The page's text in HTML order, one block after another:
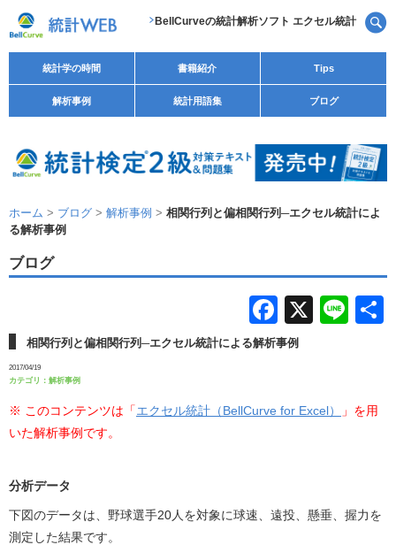
BellCurveの統計解析ソフト エクセル統計
統計学の時間 書籍紹介 Tips
解析事例 統計用語集 ブログ
ホーム > ブログ > 解析事例 > 相関行列と偏相関行列─エクセル統計によ
る解析事例
ブログ
F
a
b
k
X
Li
相関行列と偏相関行列─エクセル統計による解析事例
2017/04/19
カテゴリ： 解析事例
※ このコンテンツは「エクセル統計（BellCurve for Excel）
」を用
いた解析事例です。
分析データ
下図のデータは、野球選手20人を対象に球速、遠投、懸垂、握力を
測定した結果です。